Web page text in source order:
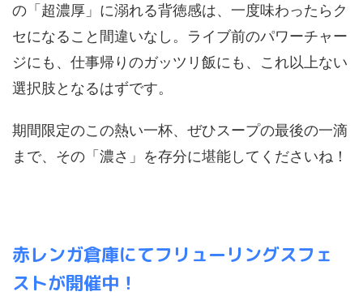
の「超濃厚」に溺れる背徳感は、一度味わったらク
セになること間違いなし。ライブ前のパワーチャー
ジにも、仕事帰りのガッツリ飯にも、これ以上ない
選択肢となるはずです。
期間限定のこの熱い一杯、ぜひスープの最後の一滴
まで、その「濃さ」を存分に堪能してくださいね！
赤レンガ倉庫にてフリューリングスフェ
ストが開催中！